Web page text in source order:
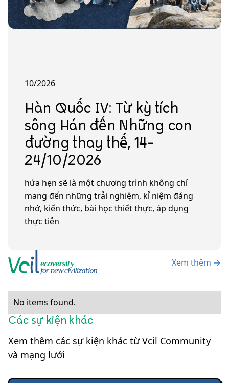
10/2026
Hàn Quốc IV: Từ kỳ tích
sông Hán đến Những con
đường thay thế, 14-
24/10/2026
hứa hẹn sẽ là một chương trình không chỉ
mang đến những trải nghiệm, kỉ niệm đáng
nhớ, kiến thức, bài học thiết thực, áp dụng
thực tiễn
Xem thêm →
No items found.
Các sự kiện khác
Xem thêm các sự kiện khác từ Vcil Community
và mạng lưới